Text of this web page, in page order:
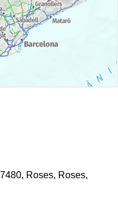
Roses, Roses,